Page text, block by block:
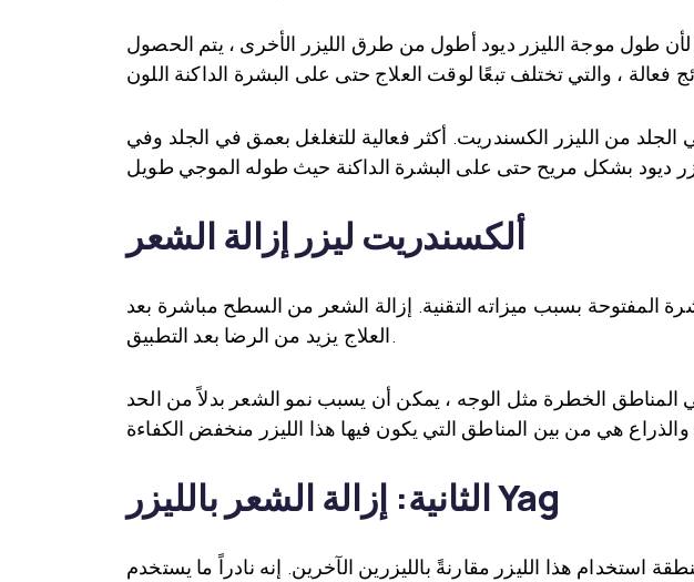
لأن طول موجة الليزر ديود أطول من طرق الليزر الأخرى ، يتم الحصول
يذهب أعمق في الجلد من الليزر الكسندريت. أكثر فعالية للتغلغل بعمق في الجلد وفي
ألكسندريت ليزر إزالة الشعر
المفتوحة بسبب ميزاته التقنية. إزالة الشعر من السطح مباشرة بعد
العلاج يزيد من الرضا بعد التطبيق.
الخطرة مثل الوجه ، يمكن أن يسبب نمو الشعر بدلاً من الحد
الثانية: إزالة الشعر بالليزر Yag
استخدام هذا الليزر مقارنةً بالليزرين الآخرين. إنه نادراً ما يستخدم